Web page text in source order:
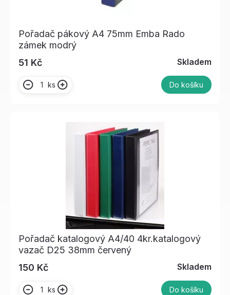
Pořadač pákový A4 75mm Emba Rado
zámek modrý
51 Kč
Skladem
ks Do košíku
Pořadač katalogový A4/40 4kr.katalogový
vazač D25 38mm červený
150 Kč
Skladem
ks Do košíku